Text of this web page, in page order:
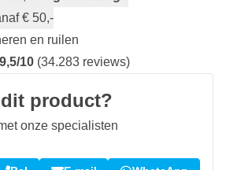
€ 50,-
en ruilen
9,5/10 (34.283 reviews)
product?
onze specialisten